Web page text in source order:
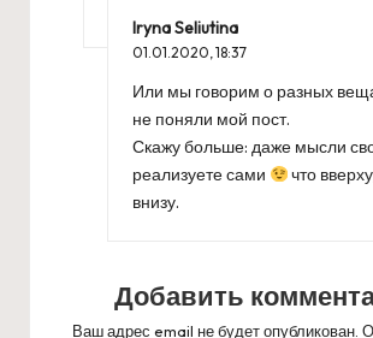
Iryna Seliutina
01.01.2020,18:37
Или мы говорим о разных
не поняли мой пост.
Скажу больше: даже мысли
реализуете сами
что
внизу.
Добавить
Ваш адрес email не будет опубликован.